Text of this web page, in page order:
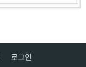
로그인